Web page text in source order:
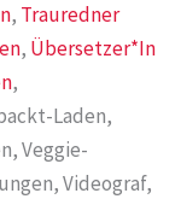
, Trauredner
, Übersetzer*In
,
Laden,
Veggie-
Videograf,